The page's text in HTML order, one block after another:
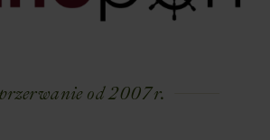
od 2007 r.